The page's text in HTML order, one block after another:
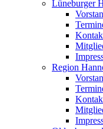
Lüneburger
Region